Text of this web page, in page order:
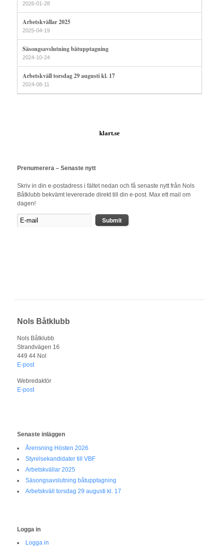
2026-01-28
Arbetskvällar 2025
2025-04-19
Säsongsavslutning båtupptagning
2024-10-24
Arbetskväll torsdag 29 augusti kl. 17
2024-08-11
klart.se
Prenumerera – Senaste nytt
Skriv in din e-postadress i fältet nedan och få senaste nytt från Nols
Båtklubb bekvämt levererade direkt till din e-post. Max ett mail om
dagen!
Nols Båtklubb
Nols Båtklubb
Strandvägen 16
449 44 Nol
E-post
Webredaktör
E-post
Senaste inläggen
Årensning Hösten 2026
Styrelsekandidater till VBF
Arbetskvällar 2025
Säsongsavslutning båtupptagning
Arbetskväll torsdag 29 augusti kl. 17
Logga in
Logga in